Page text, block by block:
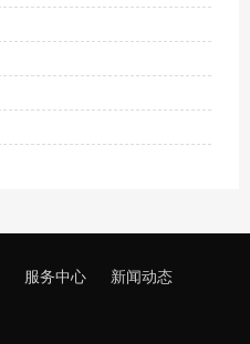
服务中心 新闻动态